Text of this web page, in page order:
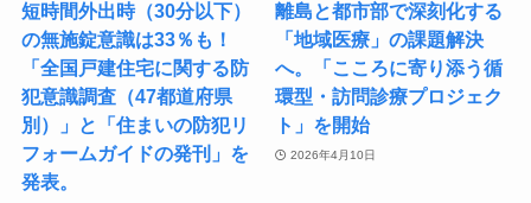
短時間外出時（30分以下）
の無施錠意識は33％も！
「全国戸建住宅に関する防
犯意識調査（47都道府県
別）」と「住まいの防犯リ
フォームガイドの発刊」を
発表。
離島と都市部で深刻化する
「地域医療」の課題解決
へ。「こころに寄り添う循
環型・訪問診療プロジェク
ト」を開始
2026年4月10日